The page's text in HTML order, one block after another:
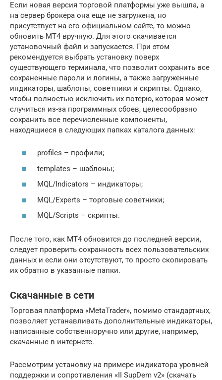
Если новая версия торговой платформы уже вышла, а
на сервер брокера она еще не загружена, но
присутствует на его официальном сайте, то можно
обновить MT4 вручную. Для этого скачивается
установочный файл и запускается. При этом
рекомендуется выбрать установку поверх
существующего терминала, что позволит сохранить все
сохраненные пароли и логины, а также загруженные
индикаторы, шаблоны, советники и скрипты. Однако,
чтобы полностью исключить их потерю, которая может
случиться из-за программных сбоев, целесообразно
сохранить все перечисленные компоненты,
находящиеся в следующих папках каталога данных:
profiles – профили;
templates – шаблоны;
MQL/Indicators – индикаторы;
MQL/Experts – торговые советники;
MQL/Scripts – скрипты.
После того, как МТ4 обновится до последней версии,
следует проверить сохранность всех пользовательских
данных и если они отсутствуют, то просто скопировать
их обратно в указанные папки.
Скачанные в сети
Торговая платформа «MetaTrader», помимо стандартных,
позволяет устанавливать дополнительные индикаторы,
написанные собственноручно или другие, например,
скачанные в интернете.
Рассмотрим установку на примере индикатора уровней
поддержки и сопротивления «II SupDem v2» (скачать